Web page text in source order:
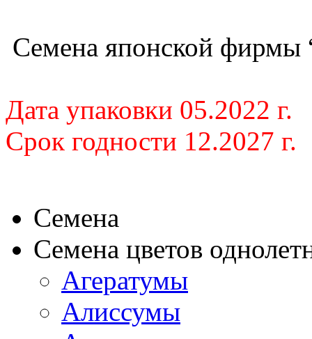
Семена японской фирмы
Дата упаковки 05.2022 г.
Срок годности 12.2027 г.
Семена
Семена цветов
Агератумы
Алиссумы